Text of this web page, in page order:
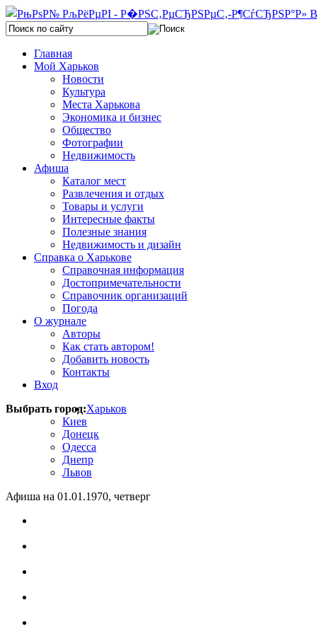
Главная
Мой Харьков
Новости
Культура
Места Харькова
Экономика и бизнес
Общество
Фотографии
Недвижимость
Афиша
Каталог мест
Развлечения и отдых
Товары и услуги
Интересные факты
Полезные знания
Недвижимость и дизайн
Справка о Харькове
Справочная информация
Достопримечательности
Справочник организаций
Погода
О журнале
Авторы
Как стать автором!
Добавить новость
Контакты
Вход
Выбрать город:Харьков
Киев
Донецк
Одесса
Днепр
Львов
Афиша на 01.01.1970, четверг